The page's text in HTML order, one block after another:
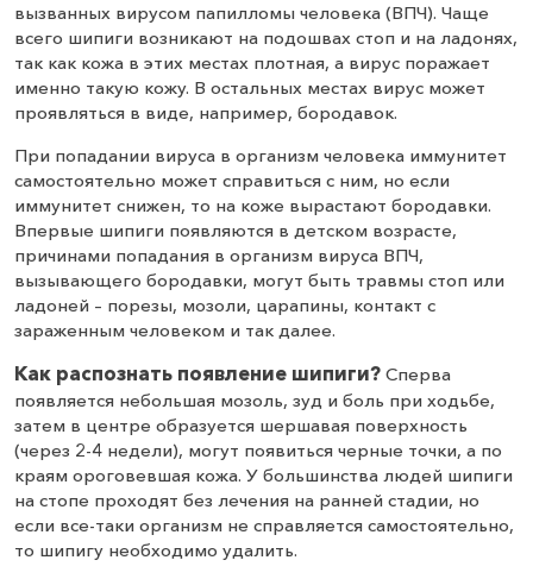
вызванных вирусом папилломы человека (ВПЧ). Чаще
всего шипиги возникают на подошвах стоп и на ладонях,
так как кожа в этих местах плотная, а вирус поражает
именно такую кожу. В остальных местах вирус может
проявляться в виде, например, бородавок.
При попадании вируса в организм человека иммунитет
самостоятельно может справиться с ним, но если
иммунитет снижен, то на коже вырастают бородавки.
Впервые шипиги появляются в детском возрасте,
причинами попадания в организм вируса ВПЧ,
вызывающего бородавки, могут быть травмы стоп или
ладоней – порезы, мозоли, царапины, контакт с
зараженным человеком и так далее.
Как распознать появление шипиги? Сперва
появляется небольшая мозоль, зуд и боль при ходьбе,
затем в центре образуется шершавая поверхность
(через 2-4 недели), могут появиться черные точки, а по
краям ороговевшая кожа. У большинства людей шипиги
на стопе проходят без лечения на ранней стадии, но
если все-таки организм не справляется самостоятельно,
то шипигу необходимо удалить.